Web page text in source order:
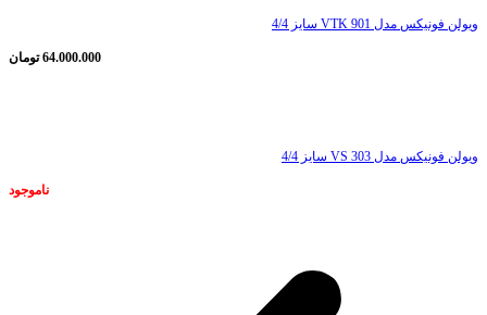
ویولن فونیکس مدل VTK 901 سایز 4/4
64.000.000 تومان
ویولن فونیکس مدل VS 303 سایز 4/4
ناموجود